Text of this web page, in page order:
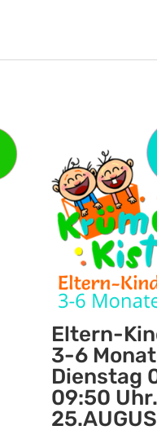
Eltern-
3-6
Dienstag
09:50